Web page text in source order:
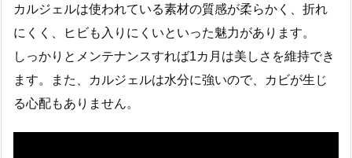
カルジェルは使われている素材の質感が柔らかく、折れ
にくく、ヒビも入りにくいといった魅力があります。
しっかりとメンテナンスすれば1カ月は美しさを維持でき
ます。また、カルジェルは水分に強いので、カビが生じ
る心配もありません。